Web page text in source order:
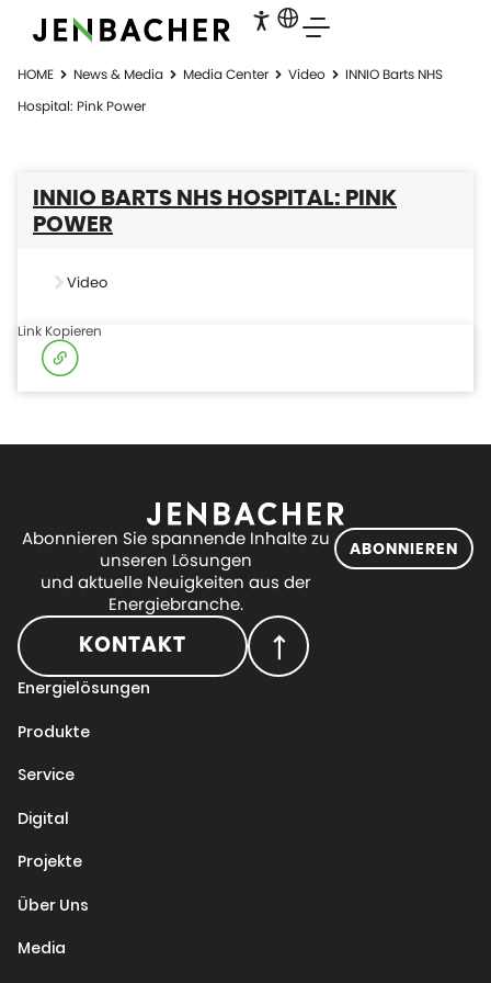
HOME News & Media Media Center Video
INNIO Barts NHS
Hospital: Pink Power
INNIO BARTS NHS HOSPITAL: PINK
POWER
Video
Link Kopieren
Abonnieren Sie spannende Inhalte zu
unseren Lösungen
und aktuelle Neuigkeiten aus der
Energiebranche.
ABONNIEREN
KONTAKT
Energielösungen
Produkte
Service
Digital
Projekte
Über Uns
Media